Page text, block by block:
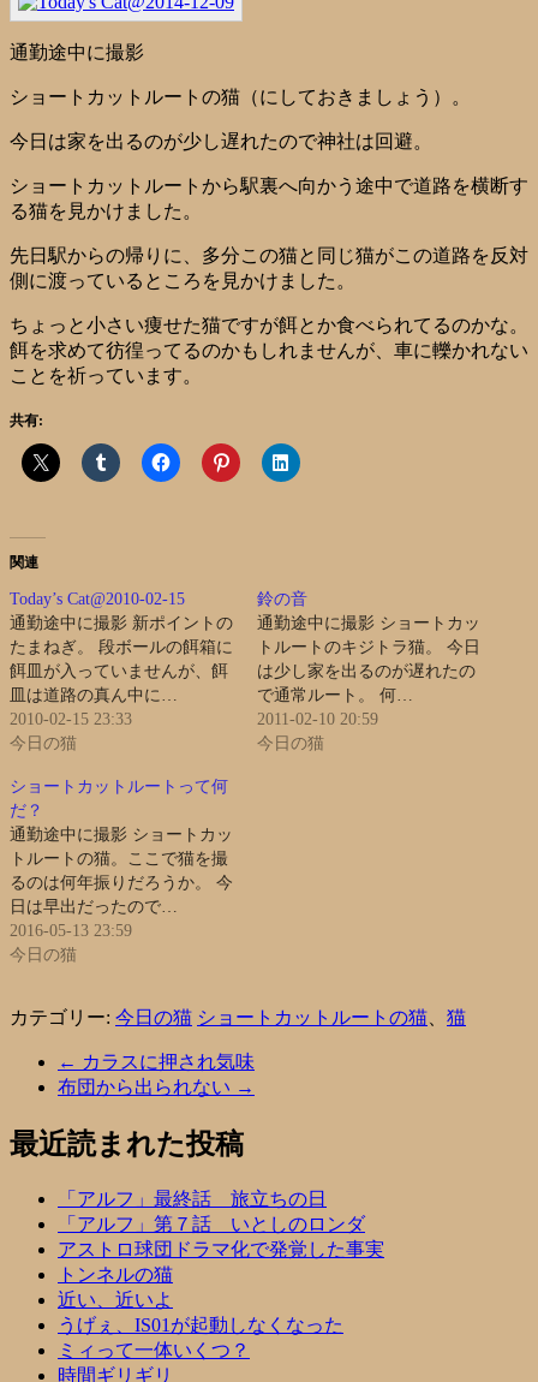
通勤途中に撮影
ショートカットルートの猫（にしておきましょう）。
今日は家を出るのが少し遅れたので神社は回避。
ショートカットルートから駅裏へ向かう途中で道路を横断す
る猫を見かけました。
先日駅からの帰りに、多分この猫と同じ猫がこの道路を反対
側に渡っているところを見かけました。
ちょっと小さい痩せた猫ですが餌とか食べられてるのかな。
餌を求めて彷徨ってるのかもしれませんが、車に轢かれない
ことを祈っています。
共有:
関連
Today’s Cat@2010-02-15
通勤途中に撮影 新ポイントの
たまねぎ。 段ボールの餌箱に
餌皿が入っていませんが、餌
皿は道路の真ん中に…
2010-02-15 23:33
今日の猫
鈴の音
通勤途中に撮影 ショートカッ
トルートのキジトラ猫。 今日
は少し家を出るのが遅れたの
で通常ルート。 何…
2011-02-10 20:59
今日の猫
ショートカットルートって何
だ？
通勤途中に撮影 ショートカッ
トルートの猫。ここで猫を撮
るのは何年振りだろうか。 今
日は早出だったので…
2016-05-13 23:59
今日の猫
カテゴリー: 今日の猫 ショートカットルートの猫 猫
← カラスに押され気味
布団から出られない →
最近読まれた投稿
「アルフ」最終話 旅立ちの日
「アルフ」第７話 いとしのロンダ
アストロ球団ドラマ化で発覚した事実
トンネルの猫
近い、近いよ
うげぇ、IS01が起動しなくなった
ミィって一体いくつ？
時間ギリギリ